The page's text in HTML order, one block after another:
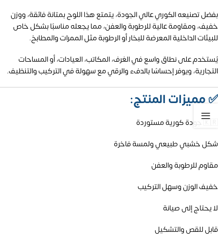
بفضل تصنيعه الكوري عالي الجودة، يتمتع هذا اللوح بمتانة فائقة، ووزن
خفيف، ومقاومة عالية للرطوبة والعفن، مما يجعله مناسبًا بشكل خاص
للبيئات الداخلية المعرضة للبخار أو الرطوبة مثل الممرات والمطابخ.
يُستخدم على نطاق واسع في الغرف، المكاتب، العيادات، أو المساحات
التجارية، ويوفر إحساسًا بالدفء والرقي مع سهولة في التركيب والتنظيف.
✅مميزات المنتج:
🇰🇷 جودة كورية مستوردة
شكل خشبي طبيعي ولمسة فاخرة
مقاوم للرطوبة والعفن
خفيف الوزن وسهل التركيب
لا يحتاج إلى صيانة
قابل للقص والتشكيل